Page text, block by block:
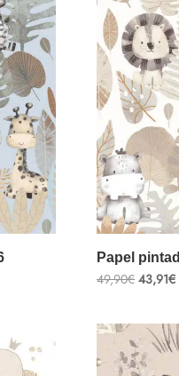
Papel
49,90€ El
precio
49,90€.
43,91€El